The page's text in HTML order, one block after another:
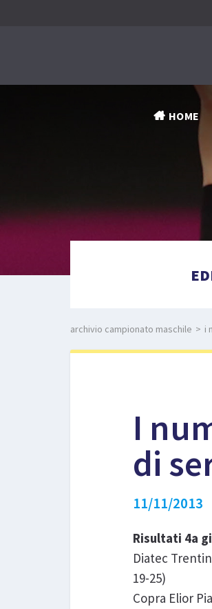
HOME
archivio campionato maschile > i
I
di
11/11/2013
Risultati 4a
Diatec
19-25)
Copra Elior